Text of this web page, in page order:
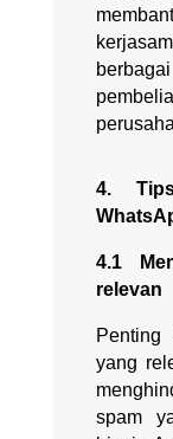
4.
4.1
relevan
Penting
yang
spam